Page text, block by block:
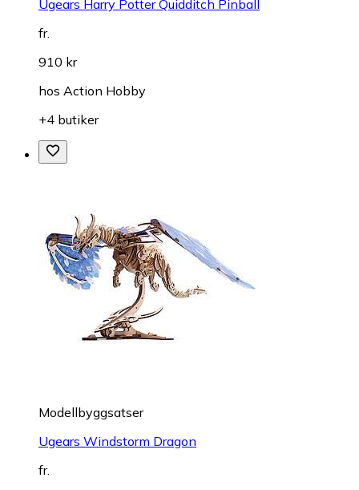
Ugears Harry Potter Quidditch Pinball
fr.
910 kr
hos Action Hobby
+4 butiker
Modellbyggsatser
Ugears Windstorm Dragon
fr.